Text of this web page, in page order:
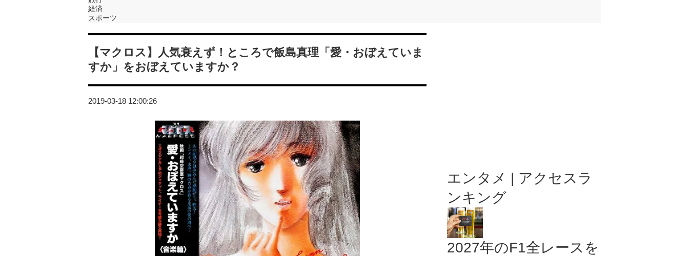
経済
スポーツ
【マクロス】人気衰えず！ところで飯島真理「愛・おぼえていま
すか」をおぼえていますか？
2019-03-18 12:00:26
エンタメ | アクセスラ
ンキング
2027年のF1全レースを